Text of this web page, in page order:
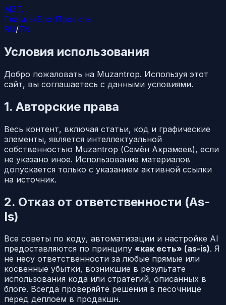
MZT.
ГлавнаяБлогПроекты
RU/EN
Условия использования
Добро пожаловать на Muzantrop. Используя этот
сайт, вы соглашаетесь с данными условиями.
1. Авторские права
Весь контент, включая статьи, код и графические
элементы, является интеллектуальной
собственностью Muzantrop (Семён Ахрамеев), если
не указано иное. Использование материалов
допускается только с указанием активной ссылки
на источник.
2. Отказ от ответственности (As-
Is)
Все советы по коду, автоматизации и настройке AI
предоставляются по принципу «как есть» (as-is). Я
не несу ответственности за любые прямые или
косвенные убытки, возникшие в результате
использования кода или стратегий, описанных в
блоге. Всегда проверяйте решения в песочнице
перед деплоем в продакшн.